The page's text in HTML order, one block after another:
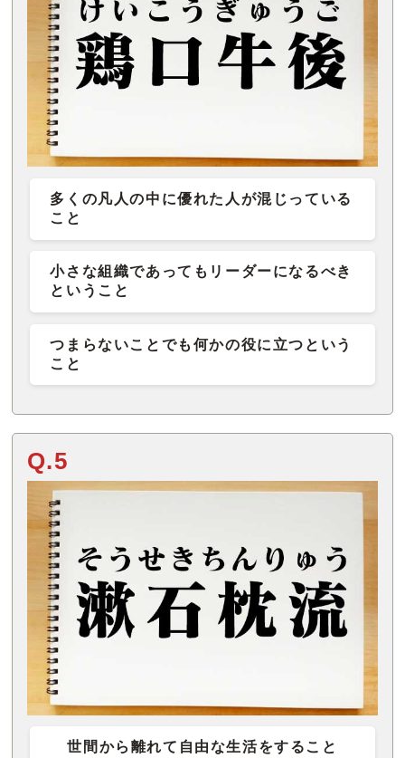
多くの凡人の中に優れた人が混じっている
こと
小さな組織であってもリーダーになるべき
ということ
つまらないことでも何かの役に立つという
こと
Q.5
世間から離れて自由な生活をすること